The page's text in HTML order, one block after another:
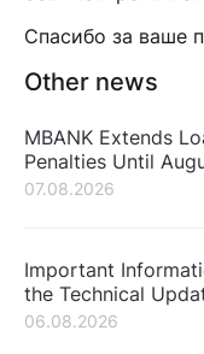
Спасибо за ваше
Other news
MBANK Extends
Penalties Until
07.08.2026
Important
the Technical
06.08.2026